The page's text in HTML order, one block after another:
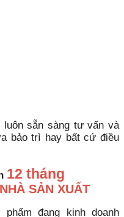
sẵn sàng tư vấn và
bảo trì hay bất cứ điều
12 tháng
SẢN XUẤT
đang kinh doanh